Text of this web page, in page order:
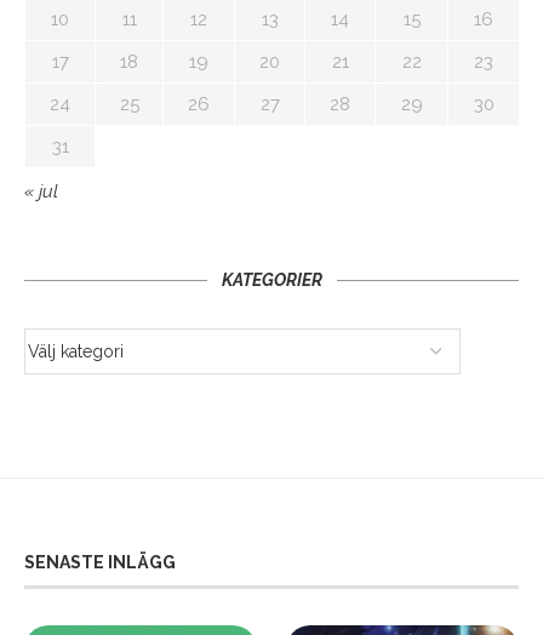
10
11 12 13 14 15
16
17
18 19 20 21 22
23
24
25 26 27 28 29
30
31
« jul
KATEGORIER
SENASTE INLÄGG